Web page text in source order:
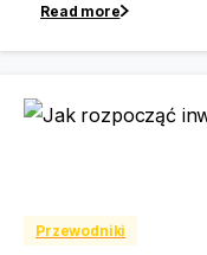
Read more
Przewodniki